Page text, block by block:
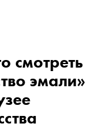
смотреть
эмали»